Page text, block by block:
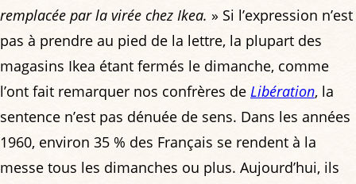
remplacée par la virée chez Ikea. » Si l’expression n’est
pas à prendre au pied de la lettre, la plupart des
magasins Ikea étant fermés le dimanche, comme
l’ont fait remarquer nos confrères de Libération, la
sentence n’est pas dénuée de sens. Dans les années
1960, environ 35 % des Français se rendent à la
messe tous les dimanches ou plus. Aujourd’hui, ils